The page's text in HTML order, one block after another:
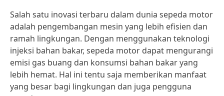
Salah satu inovasi terbaru dalam dunia sepeda motor
adalah pengembangan mesin yang lebih efisien dan
ramah lingkungan. Dengan menggunakan teknologi
injeksi bahan bakar, sepeda motor dapat mengurangi
emisi gas buang dan konsumsi bahan bakar yang
lebih hemat. Hal ini tentu saja memberikan manfaat
yang besar bagi lingkungan dan juga pengguna